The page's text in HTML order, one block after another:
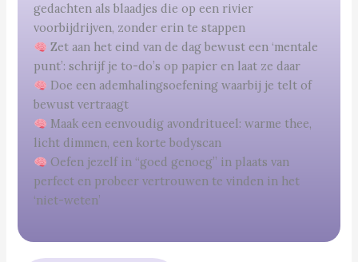
gedachten als blaadjes die op een rivier
voorbijdrijven, zonder erin te stappen
Zet aan het eind van de dag bewust een ‘mentale
punt’: schrijf je to-do’s op papier en laat ze daar
Doe een ademhalingsoefening waarbij je telt of
bewust vertraagt
Maak een eenvoudig avondritueel: warme thee,
licht dimmen, een korte bodyscan
Oefen jezelf in “goed genoeg” in plaats van
perfect en probeer vertrouwen te vinden in het
‘niet-weten’